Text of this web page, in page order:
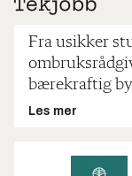
Fra usikker
bærekraftig
Les mer